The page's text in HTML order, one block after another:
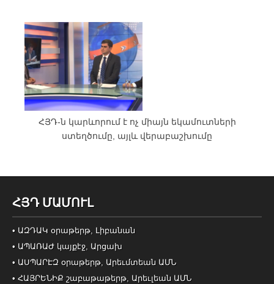
ՀՅԴ-ն կարևորում է ոչ միայն եկամուտների
ստեղծումը, այլև վերաբաշխումը
ՀՅԴ ՄԱՄՈՒԼ
• ԱԶԴԱԿ օրաթերթ, Լիբանան
• ԱՊԱՌԱԺ կայքէջ, Արցախ
• ԱՍՊԱՐԷԶ օրաթերթ, Արեւմտեան ԱՄՆ
• ՀԱՅՐԵՆԻՔ շաբաթաթերթ, Արեւլեան ԱՄՆ